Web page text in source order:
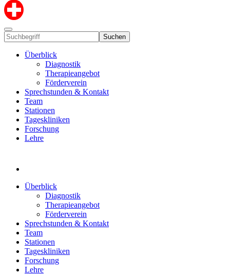
Suchen
Überblick
Diagnostik
Therapieangebot
Förderverein
Sprechstunden & Kontakt
Team
Stationen
Tageskliniken
Forschung
Lehre
Überblick
Diagnostik
Therapieangebot
Förderverein
Sprechstunden & Kontakt
Team
Stationen
Tageskliniken
Forschung
Lehre